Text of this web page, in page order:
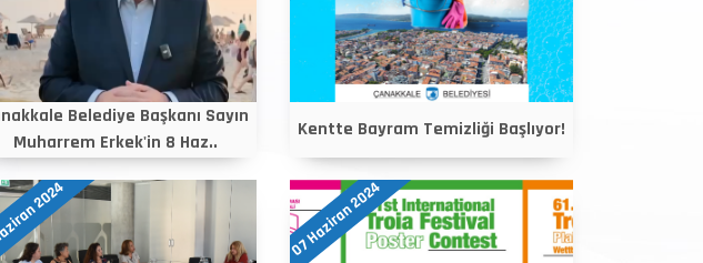
Belediye Başkanı Sayın
Muharrem Erkek'in 8 Haz..
Kentte Bayram Temizliği Başlıyor!
2024 07 Haziran 2024